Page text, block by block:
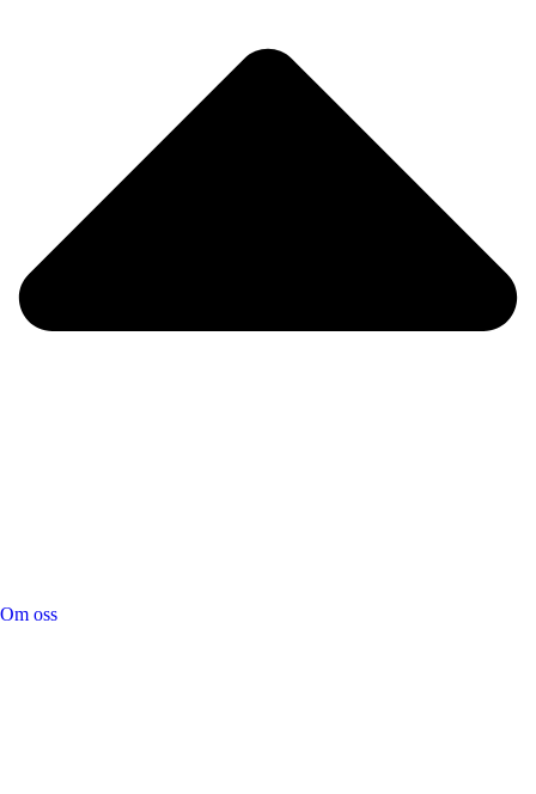
Om oss